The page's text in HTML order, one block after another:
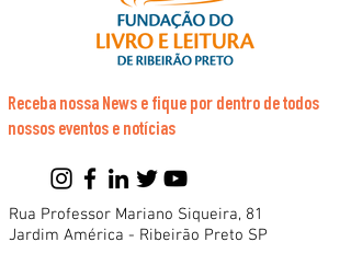
Receba nossa News e fique por dentro de todos
nossos eventos e notícias
Rua Professor Mariano Siqueira, 81
Jardim América - Ribeirão Preto SP